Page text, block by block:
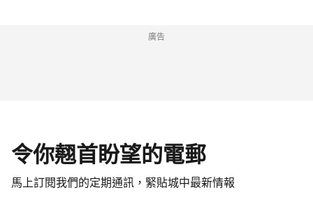
廣告
令你翹首盼望的電郵
馬上訂閱我們的定期通訊，緊貼城中最新情報